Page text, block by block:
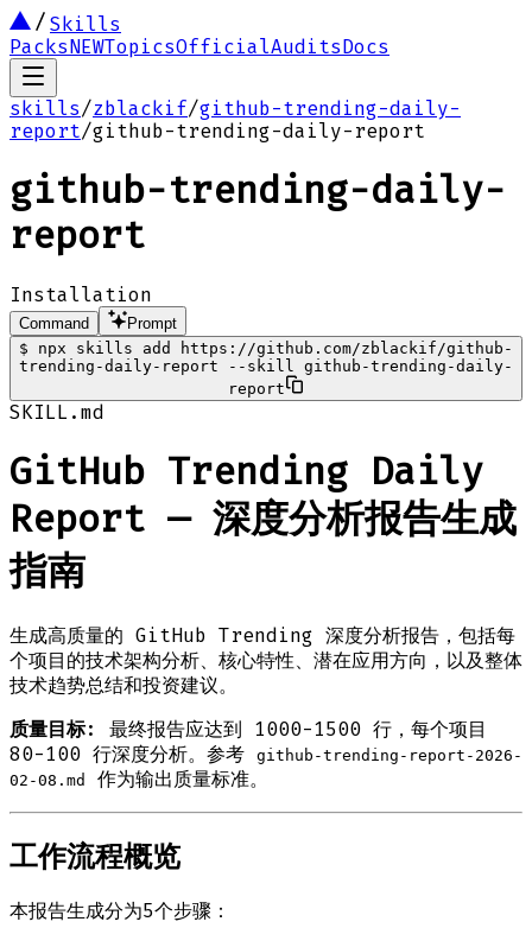
Skills
PacksNEWTopicsOfficialAuditsDocs
skills/zblackif/github-trending-daily-
report/github-trending-daily-report
github-trending-daily-
report
Installation
Command
Prompt
$
npx skills add https://github.com/zblackif/github-
trending-daily-report --skill github-trending-daily-
report
SKILL.md
GitHub Trending Daily
Report — 深度分析报告生成
指南
生成高质量的 GitHub Trending 深度分析报告，包括每
个项目的技术架构分析、核心特性、潜在应用方向，以及整体
技术趋势总结和投资建议。
质量目标: 最终报告应达到 1000-1500 行，每个项目
80-100 行深度分析。参考
github-trending-report-2026-
02-08.md
作为输出质量标准。
工作流程概览
本报告生成分为5个步骤：